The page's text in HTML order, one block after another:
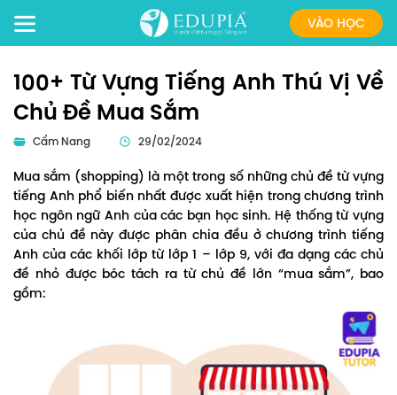
VÀO HỌC
100+ Từ Vựng Tiếng Anh Thú Vị Về
Chủ Đề Mua Sắm
Cẩm Nang 29/02/2024
Mua sắm (shopping) là một trong số những chủ đề từ vựng
tiếng Anh phổ biến nhất được xuất hiện trong chương trình
học ngôn ngữ Anh của các bạn học sinh. Hệ thống từ vựng
của chủ đề này được phân chia đều ở chương trình tiếng
Anh của các khối lớp từ lớp 1 – lớp 9, với đa dạng các chủ
đề nhỏ được bóc tách ra từ chủ đề lớn “mua sắm”, bao
gồm: